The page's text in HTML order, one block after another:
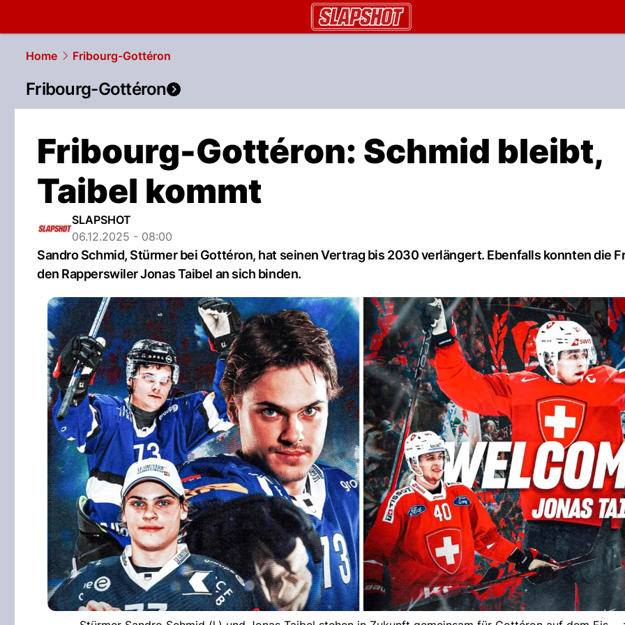
slapshot.NAU.ch
Home
Fribourg-Gottéron
Fribourg-Gottéron
Fribourg-Gottéron: Schmid bleibt,
Taibel kommt
SLAPSHOT
06.12.2025 - 08:00
Sandro Schmid, Stürmer bei Gottéron, hat seinen Vertrag bis 2030 verlängert. Ebenfalls konnten die
den Rapperswiler Jonas Taibel an sich binden.